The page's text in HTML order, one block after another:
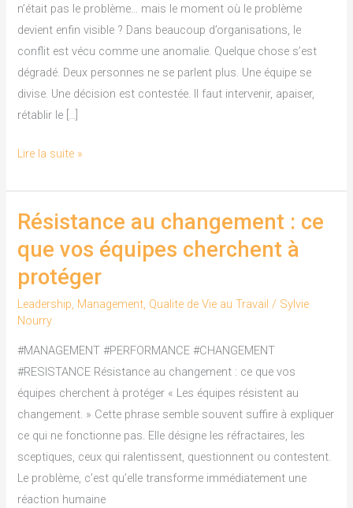
n’était pas le problème… mais le moment où le problème
devient enfin visible ? Dans beaucoup d’organisations, le
conflit est vécu comme une anomalie. Quelque chose s’est
dégradé. Deux personnes ne se parlent plus. Une équipe se
divise. Une décision est contestée. Il faut intervenir, apaiser,
rétablir le […]
enfin
?
Lire la suite »
Résistance au changement : ce
que vos équipes cherchent à
protéger
Leadership, Management, Qualite de Vie au Travail / Sylvie
Nourry
#MANAGEMENT #PERFORMANCE #CHANGEMENT
#RESISTANCE Résistance au changement : ce que vos
équipes cherchent à protéger « Les équipes résistent au
changement. » Cette phrase semble souvent suffire à expliquer
ce qui ne fonctionne pas. Elle désigne les réfractaires, les
sceptiques, ceux qui ralentissent, questionnent ou contestent.
Le problème, c’est qu’elle transforme immédiatement une
réaction humaine
Résistance
changement
ce
que
vos
équipes
cherchent
à
protéger